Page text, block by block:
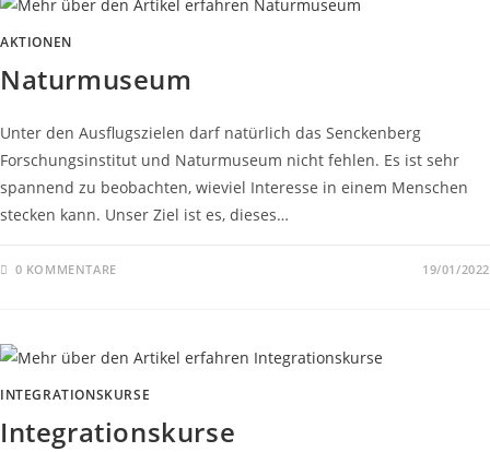
AKTIONEN
Naturmuseum
Unter den Ausflugszielen darf natürlich das Senckenberg
Forschungsinstitut und Naturmuseum nicht fehlen. Es ist sehr
spannend zu beobachten, wieviel Interesse in einem Menschen
stecken kann. Unser Ziel ist es, dieses…
0 KOMMENTARE 19/01/2022
INTEGRATIONSKURSE
Integrationskurse